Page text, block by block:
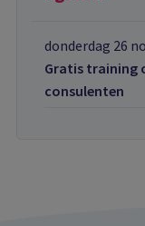
donderdag 26
Gratis training
consulenten